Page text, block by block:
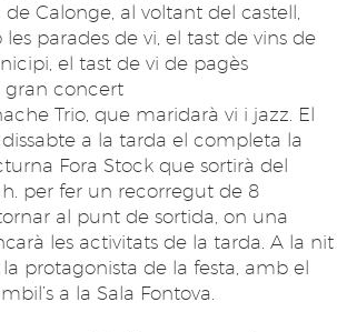
Calonge, al voltant del castell,
les parades de vi, el tast de vins de
el tast de vi de pagès
gran concert
Trio, que maridarà vi i jazz. El
a la tarda el completa la
Fora Stock que sortirà del
h. per fer un recorregut de 8
al punt de sortida, on una
les activitats de la tarda. A la nit
protagonista de la festa, amb el
a la Sala Fontova.